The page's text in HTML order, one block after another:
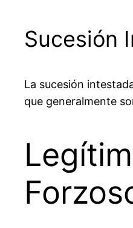
Sucesión
La sucesión
que generalmente